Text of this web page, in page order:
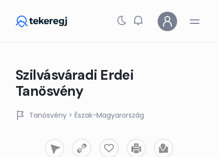
Szilvásváradi Erdei
Tanösvény
Tanösvény > Észak-Magyarország